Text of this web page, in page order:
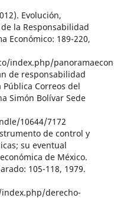
Evolución,
la Responsabilidad
Económico: 189-220,
index.php/
de responsabilidad
Correos del
Simón Bolívar Sede
10644/7172
de control y
su eventual
de México.
105-118, 1979.
derecho-